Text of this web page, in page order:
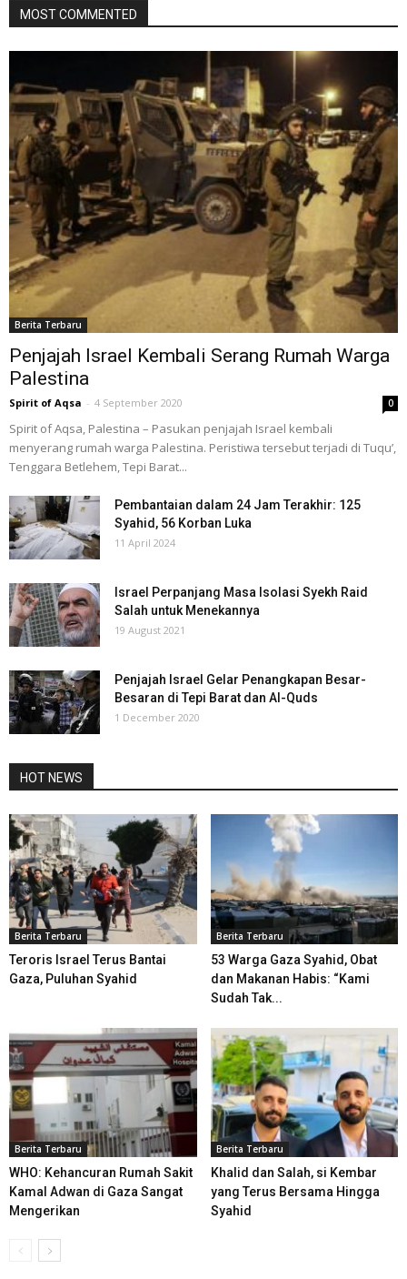
MOST COMMENTED
Berita Terbaru
Penjajah Israel Kembali Serang Rumah Warga
Palestina
Spirit of Aqsa - 4 September 2020 0
Spirit of Aqsa, Palestina – Pasukan penjajah Israel kembali
menyerang rumah warga Palestina. Peristiwa tersebut terjadi di Tuqu’,
Tenggara Betlehem, Tepi Barat...
Pembantaian dalam 24 Jam Terakhir: 125
Syahid, 56 Korban Luka
11 April 2024
Israel Perpanjang Masa Isolasi Syekh Raid
Salah untuk Menekannya
19 August 2021
Penjajah Israel Gelar Penangkapan Besar-
Besaran di Tepi Barat dan Al-Quds
1 December 2020
HOT NEWS
Berita Terbaru
Teroris Israel Terus Bantai
Gaza, Puluhan Syahid
Berita Terbaru
53 Warga Gaza Syahid, Obat
dan Makanan Habis: “Kami
Sudah Tak...
Berita Terbaru
WHO: Kehancuran Rumah Sakit
Kamal Adwan di Gaza Sangat
Mengerikan
Berita Terbaru
Khalid dan Salah, si Kembar
yang Terus Bersama Hingga
Syahid